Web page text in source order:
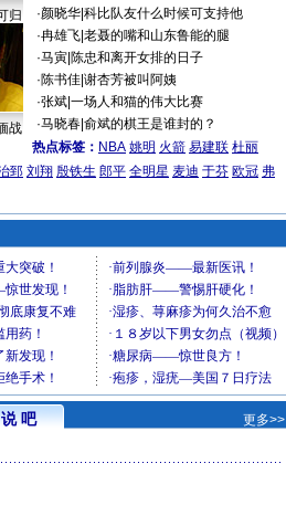
归
战
·颜晓华| 科比队友什么时候可支持他
·冉雄飞| 老聂的嘴和山东鲁能的腿
·马寅| 陈忠和离开女排的日子
·陈书佳| 谢杏芳被叫阿姨
·张斌| 一场人和猫的伟大比赛
·马晓春| 俞斌的棋王是谁封的？
热点标签： NBA 姚明 火箭 易建联 杜丽
郅 刘翔 殷铁生 郎平 全明星 麦迪 于芬 欧冠 弗
说 吧 更多>>